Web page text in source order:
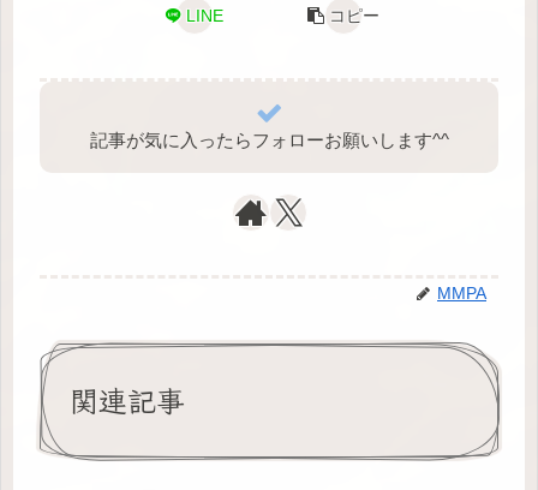
LINE コピー
記事が気に入ったらフォローお願いします^⁠^⁠
MMPA
関連記事